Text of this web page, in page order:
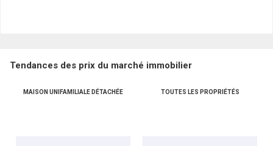
Tendances des prix du marché immobilier
MAISON UNIFAMILIALE DÉTACHÉE TOUTES LES PROPRIÉTÉS